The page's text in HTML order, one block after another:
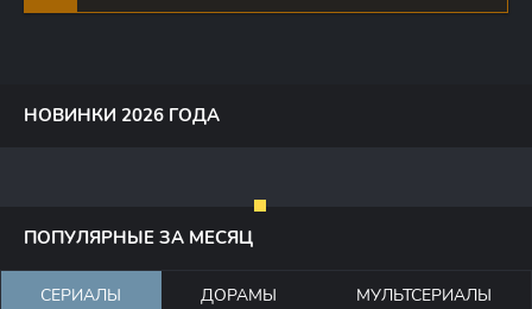
НОВИНКИ 2026 ГОДА
ПОПУЛЯРНЫЕ ЗА МЕСЯЦ
СЕРИАЛЫ ДОРАМЫ МУЛЬТСЕРИАЛЫ